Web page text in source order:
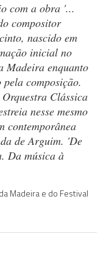
com a obra '...
compositor
nascido em
inicial no
Madeira enquanto
composição.
Clássica
nesse mesmo
contemporânea
de Arguim. 'De
Da música à
Madeira e do Festival